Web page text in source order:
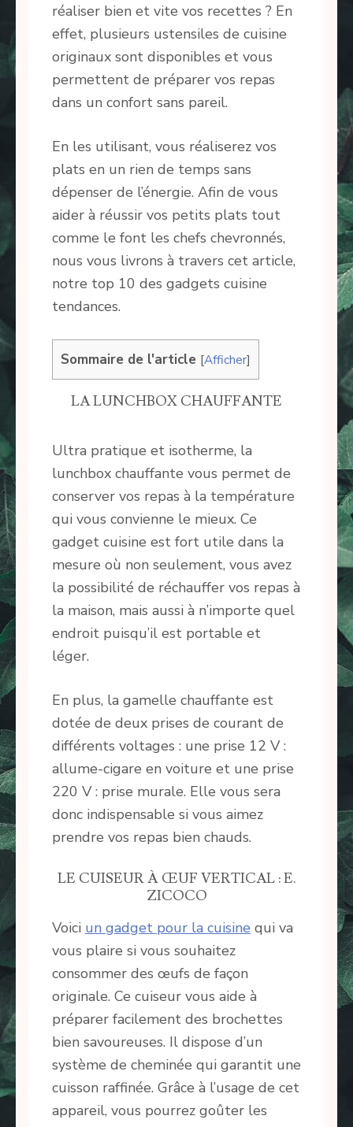
réaliser bien et vite vos recettes ? En
effet, plusieurs ustensiles de cuisine
originaux sont disponibles et vous
permettent de préparer vos repas
dans un confort sans pareil.
En les utilisant, vous réaliserez vos
plats en un rien de temps sans
dépenser de l’énergie. Afin de vous
aider à réussir vos petits plats tout
comme le font les chefs chevronnés,
nous vous livrons à travers cet article,
notre top 10 des gadgets cuisine
tendances.
Sommaire de l'article [Afficher]
LA LUNCHBOX CHAUFFANTE
Ultra pratique et isotherme, la
lunchbox chauffante vous permet de
conserver vos repas à la température
qui vous convienne le mieux. Ce
gadget cuisine est fort utile dans la
mesure où non seulement, vous avez
la possibilité de réchauffer vos repas à
la maison, mais aussi à n’importe quel
endroit puisqu’il est portable et
léger.
En plus, la gamelle chauffante est
dotée de deux prises de courant de
différents voltages : une prise 12 V :
allume-cigare en voiture et une prise
220 V : prise murale. Elle vous sera
donc indispensable si vous aimez
prendre vos repas bien chauds.
LE CUISEUR À ŒUF VERTICAL : E.
ZICOCO
Voici un gadget pour la cuisine qui va
vous plaire si vous souhaitez
consommer des œufs de façon
originale. Ce cuiseur vous aide à
préparer facilement des brochettes
bien savoureuses. Il dispose d’un
système de cheminée qui garantit une
cuisson raffinée. Grâce à l’usage de cet
appareil, vous pourrez goûter les